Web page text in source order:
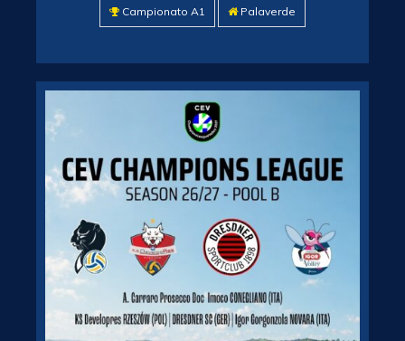
Campionato A1 Palaverde